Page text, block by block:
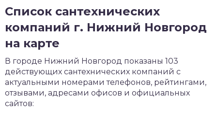
Список сантехнических
компаний г. Нижний Новгород
на карте
В городе Нижний Новгород показаны 103
действующих сантехнических компаний с
актуальными номерами телефонов, рейтингами,
отзывами, адресами офисов и официальных
сайтов: